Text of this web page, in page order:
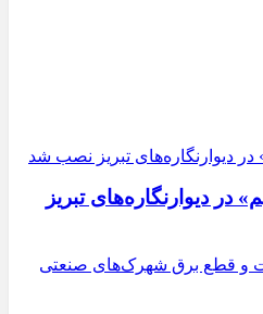
دیوارنگاره‌های تبریز